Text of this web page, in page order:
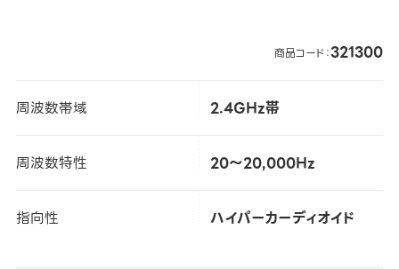
商品コード：321300
周波数帯域 2.4GHz帯
周波数特性 20～20,000Hz
指向性 ハイパーカーディオイド